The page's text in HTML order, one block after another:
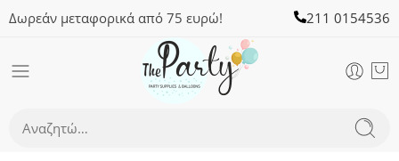
Δωρεάν μεταφορικά από 75 ευρώ! 211 0154536